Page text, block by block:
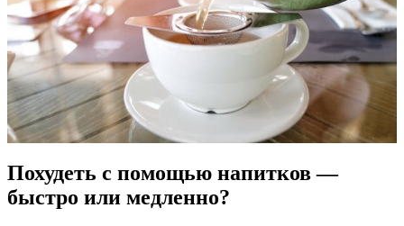
Похудеть с помощью напитков —
быстро или медленно?